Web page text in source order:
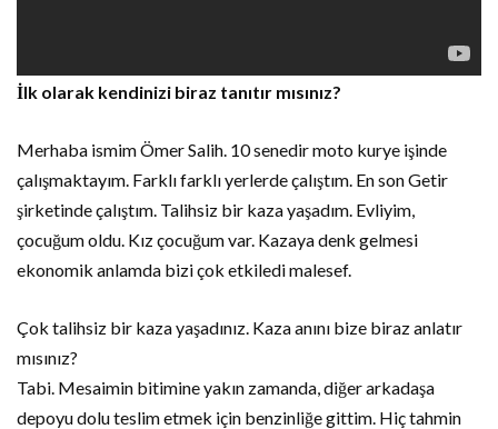
İlk olarak kendinizi biraz tanıtır mısınız?
Merhaba ismim Ömer Salih. 10 senedir moto kurye işinde
çalışmaktayım. Farklı farklı yerlerde çalıştım. En son Getir
şirketinde çalıştım. Talihsiz bir kaza yaşadım. Evliyim,
çocuğum oldu. Kız çocuğum var. Kazaya denk gelmesi
ekonomik anlamda bizi çok etkiledi malesef.
Çok talihsiz bir kaza yaşadınız. Kaza anını bize biraz anlatır
mısınız?
Tabi. Mesaimin bitimine yakın zamanda, diğer arkadaşa
depoyu dolu teslim etmek için benzinliğe gittim. Hiç tahmin